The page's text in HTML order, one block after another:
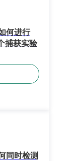
何进行
捕获实验
同时检测